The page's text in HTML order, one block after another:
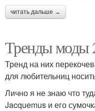
читать дальше →
Тренды моды
Тренд на них
для любительниц
Лично я не знаю что
Jacquemus и его